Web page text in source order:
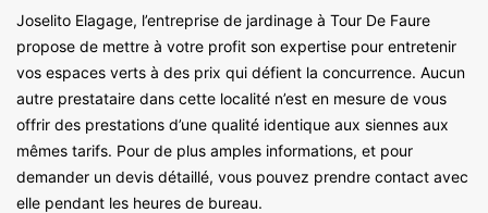
Joselito Elagage, l’entreprise de jardinage à Tour De Faure
propose de mettre à votre profit son expertise pour entretenir
vos espaces verts à des prix qui défient la concurrence. Aucun
autre prestataire dans cette localité n’est en mesure de vous
offrir des prestations d’une qualité identique aux siennes aux
mêmes tarifs. Pour de plus amples informations, et pour
demander un devis détaillé, vous pouvez prendre contact avec
elle pendant les heures de bureau.